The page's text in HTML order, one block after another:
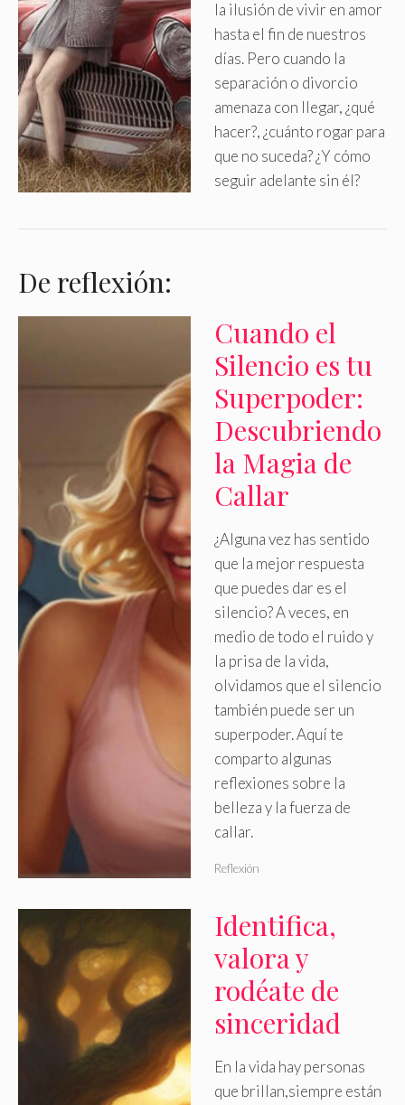
la ilusión de vivir en amor
hasta el fin de nuestros
días.Pero cuando la
separación o divorcio
amenaza con llegar, ¿qué
hacer?, ¿cuánto rogar para
que no suceda? ¿Y cómo
seguir adelante sin él?
De reflexión:
Cuando el
Silencio es tu
Superpoder:
Descubriendo
la Magia de
Callar
¿Alguna vez has sentido
que la mejor respuesta
que puedes dar es el
silencio? A veces, en
medio de todo el ruido y
la prisa de la vida,
olvidamos que el silencio
también puede ser un
superpoder.Aquí te
comparto algunas
reflexiones sobre la
belleza y la fuerza de
callar.
Reflexión
Identifica,
valora y
rodéate de
sinceridad
En la vida hay personas
que brillan,siempre están